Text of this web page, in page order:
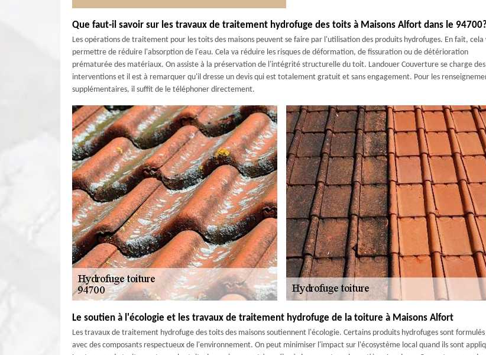
Que faut-il savoir sur les travaux de traitement hydrofuge des toits à Maisons Alfort dans le 94700?
Les opérations de traitement pour les toits des maisons peuvent se faire par l'utilisation des produits hydrofuges. En fait, cela
permettre de réduire l'absorption de l'eau. Cela va réduire les risques de déformation, de fissuration ou de détérioration
prématurée des matériaux. On assiste à la préservation de l'intégrité structurelle du toit. Landouer Couverture se charge des
interventions et il est à remarquer qu'il dresse un devis qui est totalement gratuit et sans engagement. Pour les
supplémentaires, il suffit de le téléphoner directement.
Le soutien à l'écologie et les travaux de traitement hydrofuge de la toiture à Maisons Alfort
Les travaux de traitement hydrofuge des toits des maisons soutiennent l'écologie. Certains produits hydrofuges sont formulés
avec des composants respectueux de l'environnement. On peut minimiser l'impact sur l'écosystème local quand ils sont